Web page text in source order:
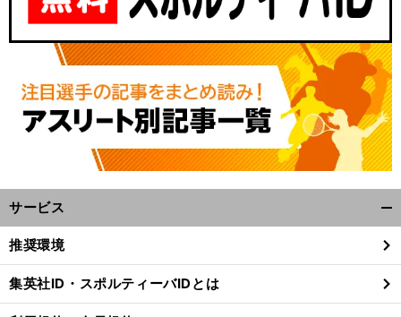
。
前
へ
サービス
閉
る
推奨環境
集英社ID・スポルティーバIDとは